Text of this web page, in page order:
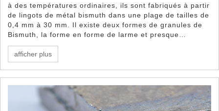
à des températures ordinaires, ils sont fabriqués à partir
de lingots de métal bismuth dans une plage de tailles de
0,4 mm à 30 mm. Il existe deux formes de granules de
Bismuth, la forme en forme de larme et presque
sphérique. Le bismuth a un large éventail d'utilisations
qui tirent parti de ses propriétés uniques telles que ses
propriétés de non-toxicité, de bas point de fusion, de
afficher plus